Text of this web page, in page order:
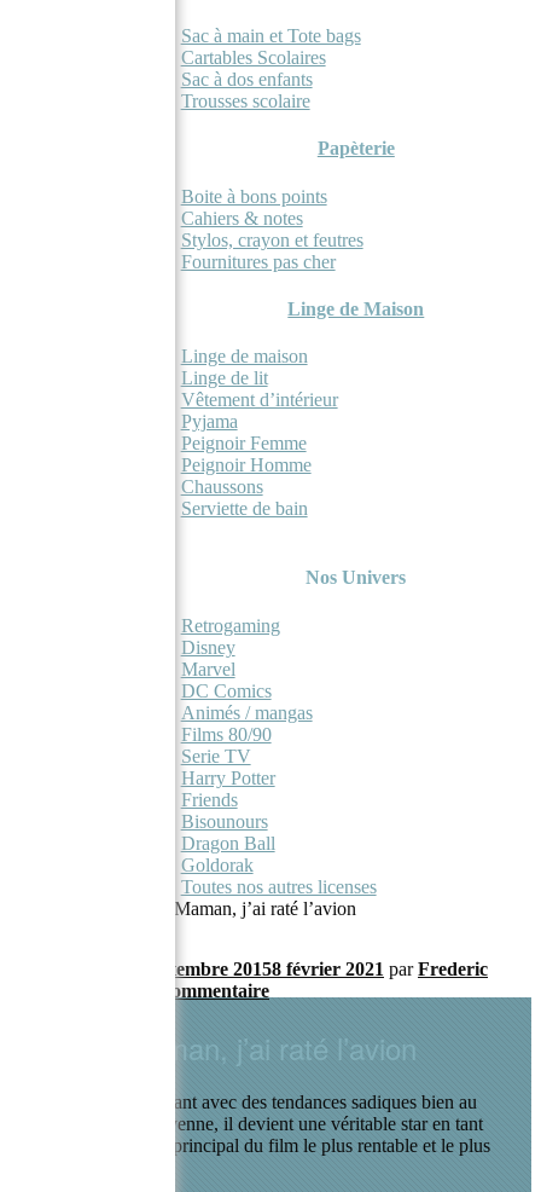
Sac à main et Tote bags
Cartables Scolaires
Sac à dos enfants
Trousses scolaire
Papèterie
Boite à bons points
Cahiers & notes
Stylos, crayon et feutres
Fournitures pas cher
Linge de Maison
Linge de maison
Linge de lit
Vêtement d’intérieur
Pyjama
Peignoir Femme
Peignoir Homme
Chaussons
Serviette de bain
Nos Univers
Retrogaming
Disney
Marvel
DC Comics
Animés / mangas
Films 80/90
Serie TV
Harry Potter
Friends
Bisounours
Dragon Ball
Goldorak
Toutes nos autres licenses
Maman, j’ai raté l’avion
29 septembre 20158 février 2021 parFrederic
Laisser un commentaire
Maman, j’ai raté l’avion
Kevin est un enfant avec des tendances sadiques bien au
dessus de la moyenne, il devient une véritable star en tant
que personnage principal du film le plus rentable et le plus